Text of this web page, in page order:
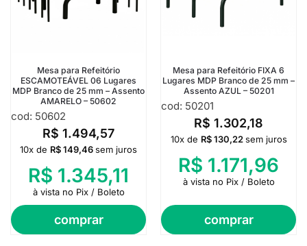
Mesa para Refeitório
ESCAMOTEÁVEL 06 Lugares
MDP Branco de 25 mm – Assento
AMARELO – 50602
cod: 50602
R$ 1.494,57
comprar
10x de R$149,46sem juros
R$ 1.345,11
à vista no Pix / Boleto
Mesa para Refeitório FIXA 6
Lugares MDP Branco de 25 mm –
Assento AZUL – 50201
cod: 50201
R$ 1.302,18
comprar
10x de R$130,22 sem juros
R$ 1.171,96
à vista no Pix / Boleto